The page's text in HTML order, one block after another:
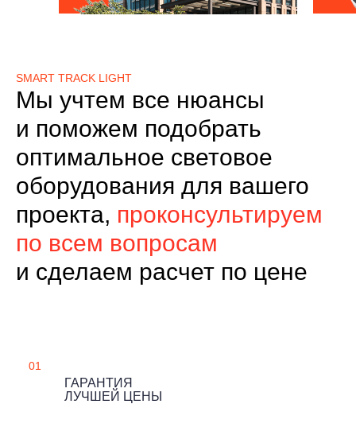
SMART TRACK LIGHT
Мы учтем все нюансы
и поможем подобрать
оптимальное световое
оборудования для вашего
проекта, проконсультируем
по всем вопросам
и сделаем расчет по цене
01
ГАРАНТИЯ
ЛУЧШЕЙ ЦЕНЫ